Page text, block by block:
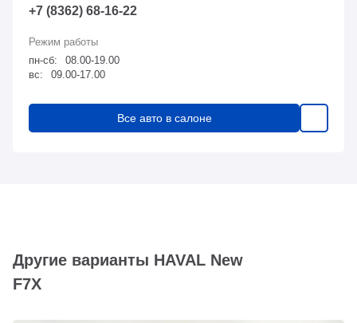
+7 (8362) 68-16-22
пн-сб:
08.00-19.00
вс:
09.00-17.00
Все авто в салоне
Другие варианты HAVAL New
F7X